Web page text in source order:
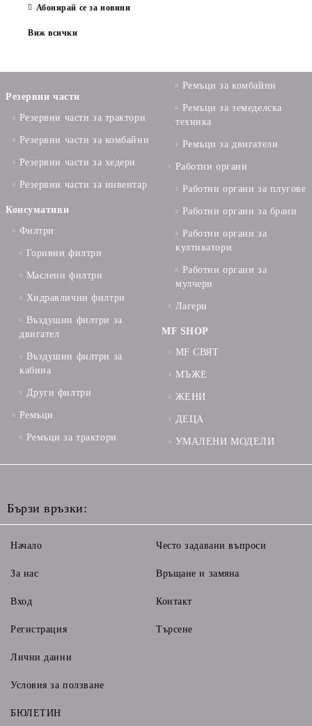
Абонирай се за новини
Виж всички
Резервни части
Резервни части за трактори
Резервни части за комбайни
Резервни части за хедери
Резервни части за инвентар
Консумативи
Филтри
Горивни филтри
Маслени филтри
Хидравлични филтри
Въздушни филтри за
двигател
Въздушни филтри за
кабина
Други филтри
Ремъци
Ремъци за трактори
Ремъци за комбайни
Ремъци за земеделска
техника
Ремъци за двигатели
Работни органи
Работни органи за плугове
Работни органи за брани
Работни органи за
култиватори
Работни органи за
мулчери
Лагери
MF SHOP
MF СВЯТ
МЪЖЕ
ЖЕНИ
ДЕЦА
УМАЛЕНИ МОДЕЛИ
Бързи връзки:
Начало
За нас
Вход
Регистрация
Често задавани въпроси
Връщане и замяна
Контакт
Търсене
Лични данни
Условия за ползване
БЮЛЕТИН